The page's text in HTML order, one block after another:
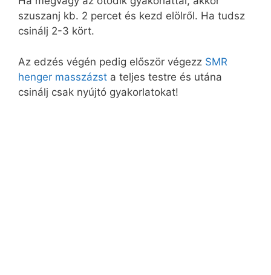
szuszanj kb. 2 percet és kezd elölről. Ha tudsz
csinálj 2-3 kört.
Az edzés végén pedig először végezz SMR
henger masszázst a teljes testre és utána
csinálj csak nyújtó gyakorlatokat!